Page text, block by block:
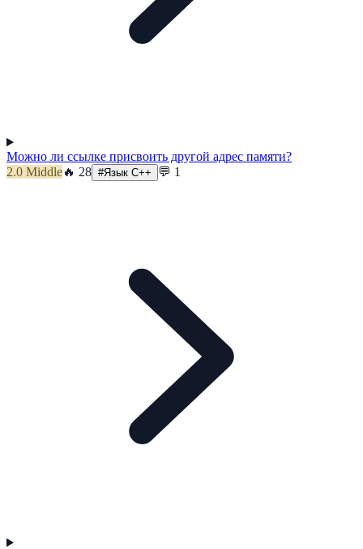
Можно ли ссылке присвоить другой адрес памяти?
2.0 Middle🔥 28 #Язык C++ 💬 1